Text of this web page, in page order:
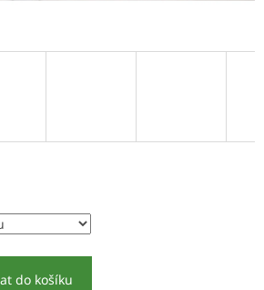
do košíku